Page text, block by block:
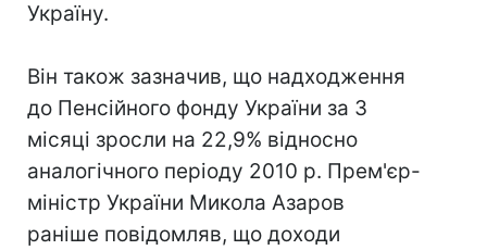
Україну.
Він також зазначив, що надходження
до Пенсійного фонду України за 3
місяці зросли на 22,9% відносно
аналогічного періоду 2010 р. Прем'єр-
міністр України Микола Азаров
раніше повідомляв, що доходи